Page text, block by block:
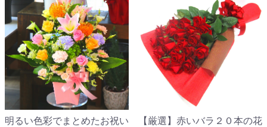
明るい色彩でまとめたお祝い
【厳選】赤いバラ２０本の花